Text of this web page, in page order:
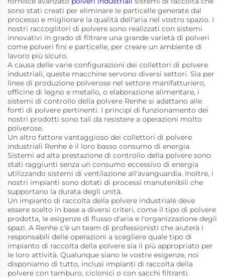
sono stati creati per eliminare le particelle generate dal
processo e migliorare la qualità dell'aria nel vostro spazio. I
nostri raccoglitori di polvere sono realizzati con sistemi
innovativi in grado di filtrare una grande varietà di polveri
come polveri fini e particelle, per creare un ambiente di
lavoro più sicuro.
A causa delle varie configurazioni dei collettori di polvere
industriali, queste macchine servono diversi settori. Sia per
linee di produzione polverose nel settore manifatturiero,
officine di legno e metallo, o elaborazione alimentare, i
sistemi di controllo della polvere Renhe si adattano alle
fonti di polvere pertinenti. I principi di funzionamento dei
nostri prodotti sono tali da resistere a operazioni molto
polverose.
Un altro fattore vantaggioso dei collettori di polvere
industriali Renhe è il loro basso consumo di energia.
Sistemi ad alta prestazione di controllo della polvere sono
stati raggiunti senza un consumo eccessivo di energia
utilizzando sistemi di ventilazione all'avanguardia. Inoltre, i
nostri impianti sono dotati di processi manutenibili che
supportano la durata degli unità.
Un impianto di raccolta della polvere industriale deve
essere scelto in base a diversi criteri, come il tipo di polvere
prodotta, le esigenze di flusso d'aria e l'organizzazione degli
spazi. A Renhe c'è un team di professionisti che aiuterà i
responsabili delle operazioni a scegliere quale tipo di
impianto di raccolta della polvere sia il più appropriato per
le loro attività. Qualunque siano le vostre esigenze, noi
disponiamo di tutto, inclusi impianti di raccolta della
polvere con tamburo, ciclonici o con sacchi filtranti.